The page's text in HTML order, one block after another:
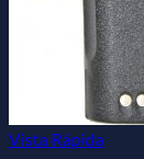
Vista Rápida